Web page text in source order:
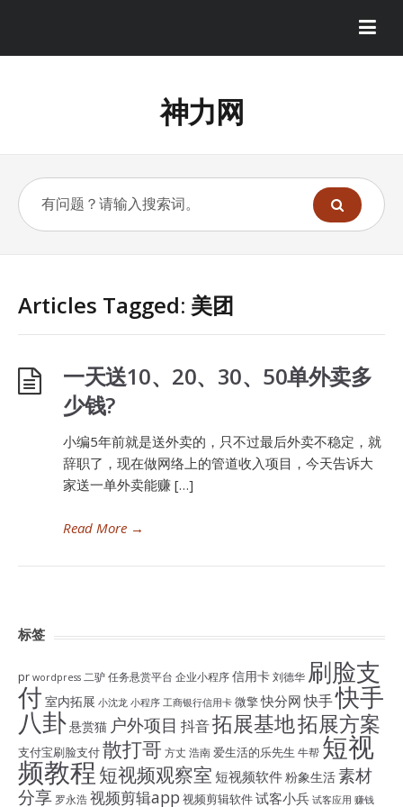
神力网
Articles Tagged: 美团
一天送10、20、30、50单外卖多
少钱?
小编5年前就是送外卖的，只不过最后外卖不稳定，就
辞职了，现在做网络上的管道收入项目，今天告诉大
家送一单外卖能赚 […]
Read More →
标签
pr wordpress 二驴任务悬赏平台 企业小程序信用卡刘德华 刷脸支
付 室内拓展 小沈龙 小程序 工商银行信用卡 微擎快分网 快手快手
八卦悬赏猫 户外项目 抖音拓展基地拓展方案
支付宝刷脸支付散打哥 方丈 浩南爱生活的乐先生 牛帮 短视
频教程 短视频观察室 短视频软件粉象生活素材
分享 罗永浩视频剪辑app 视频剪辑软件试客小兵 试客应用 赚钱